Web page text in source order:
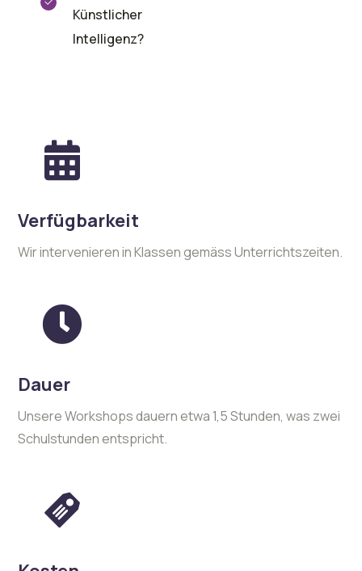
Künstlicher
Intelligenz?
Verfügbarkeit
Wir intervenieren in Klassen gemäss Unterrichtszeiten.
Dauer
Unsere Workshops dauern etwa 1,5 Stunden, was zwei
Schulstunden entspricht.